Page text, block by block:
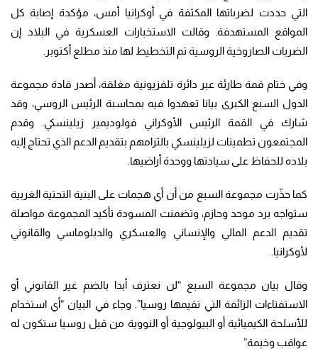
التي حددت لضرباتها المكثفة في أوكرانيا أمس، مؤكدة إصابة كل
المواقع المستهدفة. وقالت الاستخبارات العسكرية في البلاد إن
الضربات الصاروخية الروسية تم التخطيط لها منذ مطلع أكتوبر.
وفي ختام قمة طارئة عبر دائرة تلفزيونية مغلقة، أصدر قادة مجموعة
الدول السبع الكبرى بيانا تعهدوا فيه بمحاسبة الرئيس الروسي، وقد
شارك في القمة الرئيس الأوكراني فولوديمير زيلينسكي. وقدم
المجتمعون تطمينات لزيلينسكي بالتزامهم بتقديم الدعم الذي تحتاج إليه
بلاده للحفاظ على سيادتها ووحدة أراضيها.
كما حذّرت مجموعة السبع من أن أي هجمات على البنية التحتية الغربية
ستواجه برد موحد وحازم، وتضمنت المسودة تأكيد المجموعة مواصلة
تقديم الدعم المالي والإنساني والعسكري والدبلوماسي والقانوني
لأوكرانيا.
وقال بيان مجموعة السبع “لن نعترف أبدا بالضم غير القانوني أو
الاستفتاءات الزائفة التي تقيمها روسيا”. وجاء في البيان “أي استخدام
للأسلحة الكيميائية أو البيولوجية أو النووية من قبل روسيا ستكون له
عواقب وخيمة”